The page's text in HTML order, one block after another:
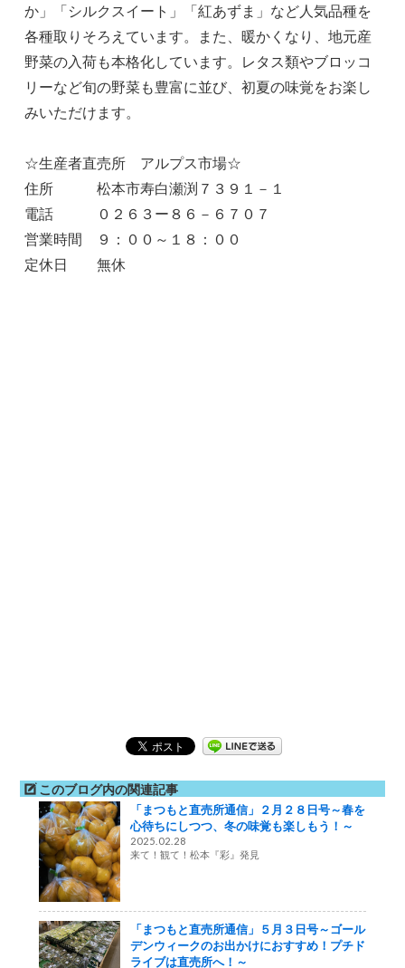
か」「シルクスイート」「紅あずま」など人気品種を
各種取りそろえています。また、暖かくなり、地元産
野菜の入荷も本格化しています。レタス類やブロッコ
リーなど旬の野菜も豊富に並び、初夏の味覚をお楽し
みいただけます。
☆生産者直売所 アルプス市場☆
住所 松本市寿白瀬渕７３９１－１
電話 ０２６３ー８６－６７０７
営業時間 ９：００～１８：００
定休日 無休
このブログ内の関連記事
「まつもと直売所通信」２月２８日号～春を
心待ちにしつつ、冬の味覚も楽しもう！～
2025.02.28
来て！観て！松本『彩』発見
「まつもと直売所通信」５月３日号～ゴール
デンウィークのお出かけにおすすめ！プチド
ライブは直売所へ！～